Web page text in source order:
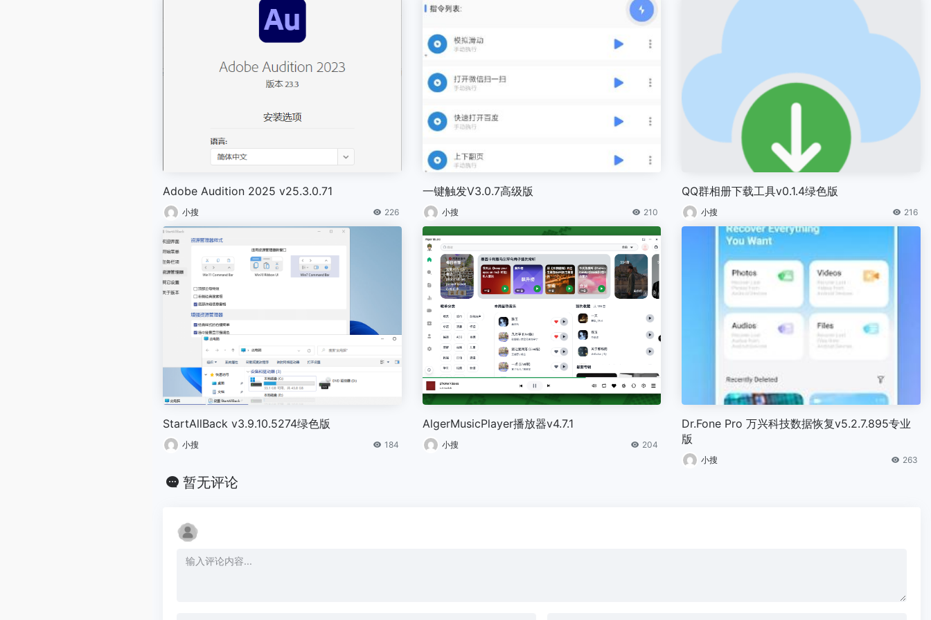
Adobe Audition 2025 v25.3.0.71
小搜 226
一键触发V3.0.7高级版
小搜 210
QQ群相册下载工具v0.1.4绿色版
小搜 216
StartAllBack v3.9.10.5274绿色版
小搜 184
AlgerMusicPlayer播放器v4.7.1
小搜 204
Dr.Fone Pro 万兴科技数据恢复v5.2.7.895专业
版
小搜 263
暂无评论